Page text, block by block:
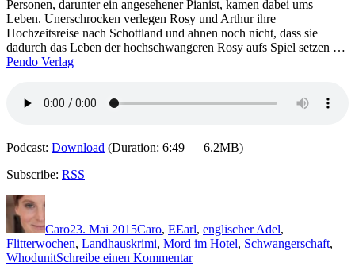
Personen, darunter ein angesehener Pianist, kamen dabei ums
Leben. Unerschrocken verlegen Rosy und Arthur ihre
Hochzeitsreise nach Schottland und ahnen noch nicht, dass sie
dadurch das Leben der hochschwangeren Rosy aufs Spiel setzen …
Pendo Verlag
Podcast: Download (Duration: 6:49 — 6.2MB)
Subscribe: RSS
Autor
Caro23. Mai 2015Caro, EEarl, englischer Adel,
Flitterwochen, Landhauskrimi, Mord im Hotel, Schwangerschaft,
WhodunitSchreibe einen Kommentarzu